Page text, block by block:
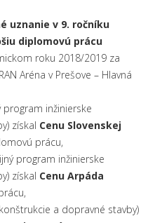
uznanie v 9. ročníku
diplomovú prácu
roku 2018/2019 za
Aréna v Prešove – Hlavná
program inžinierske
získal Cenu Slovenskej
prácu,
program inžinierske
získal Cenu Arpáda
a dopravné stavby)